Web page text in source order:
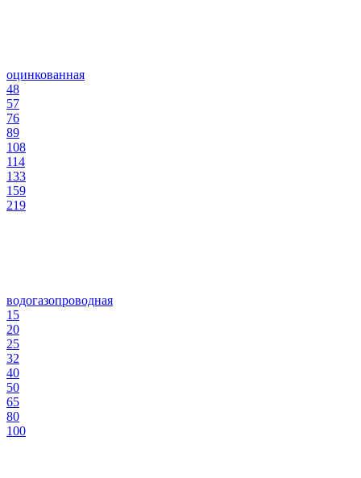
оцинкованная
48
57
76
89
108
114
133
159
219
водогазопроводная
15
20
25
32
40
50
65
80
100